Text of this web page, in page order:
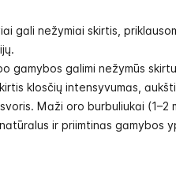
gali nežymiai skirtis,
gamybos galimi nežymūs
klosčių intensyvumas,
Maži oro burbuliukai (1–2
ir priimtinas gamybos